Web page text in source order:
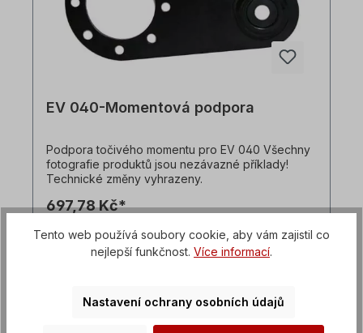
EV 040-Momentová podpora
Podpora točivého momentu pro EV 040 Všechny
fotografie produktů jsou nezávazné příklady!
Technické změny vyhrazeny.
697,78 Kč*
Podrobnosti
Tento web používá soubory cookie, aby vám zajistil co
nejlepší funkčnost. Více informací.
Nastavení ochrany osobních údajů